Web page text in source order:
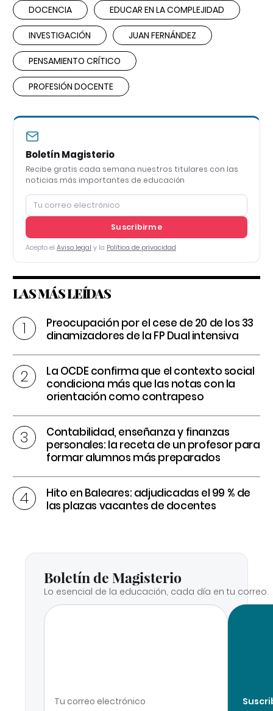
DOCENCIA EDUCAR EN LA COMPLEJIDAD
INVESTIGACIÓN JUAN FERNÁNDEZ
PENSAMIENTO CRÍTICO
PROFESIÓN DOCENTE
Boletín Magisterio
Recibe gratis cada semana nuestros titulares con las
noticias más importantes de educación
Suscribirme
Acepto el Aviso legal y la Política de privacidad
LAS MÁS LEÍDAS
Preocupación por el cese de 20 de los 33
dinamizadores de la FP Dual intensiva
La OCDE confirma que el contexto social
condiciona más que las notas con la
orientación como contrapeso
Contabilidad, enseñanza y finanzas
personales: la receta de un profesor para
formar alumnos más preparados
Hito en Baleares: adjudicadas el 99 % de
las plazas vacantes de docentes
Boletín de Magisterio
Lo esencial de la educación, cada día en tu correo.